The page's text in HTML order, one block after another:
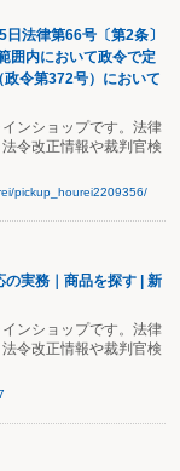
法律第66号〔第2条〕
囲内において政令で定
令第372号）において
ンショップです。法律
令改正情報や裁判官検
pickup_hourei2209356/
実務｜商品を探す | 新
ンショップです。法律
令改正情報や裁判官検